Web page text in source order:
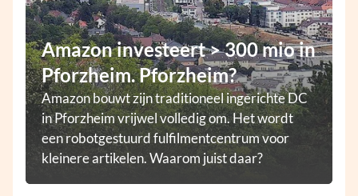
Amazon investeert > 300 mio in
Pforzheim. Pforzheim?
Amazon bouwt zijn traditioneel ingerichte DC
in Pforzheim vrijwel volledig om. Het wordt
een robotgestuurd fulfilmentcentrum voor
kleinere artikelen. Waarom juist daar?